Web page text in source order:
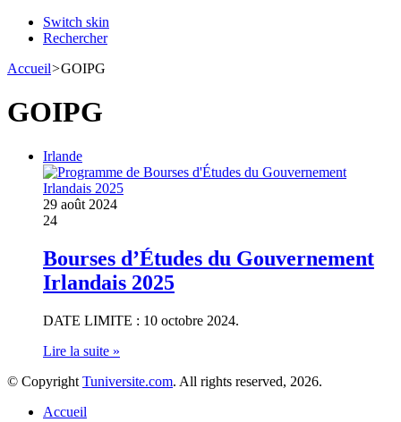
Switch skin
Rechercher
Accueil>GOIPG
GOIPG
Irlande
29 août 2024
24
Bourses d’Études du Gouvernement
Irlandais 2025
DATE LIMITE : 10 octobre 2024.
Lire la suite »
© Copyright Tuniversite.com. All rights reserved, 2026.
Accueil